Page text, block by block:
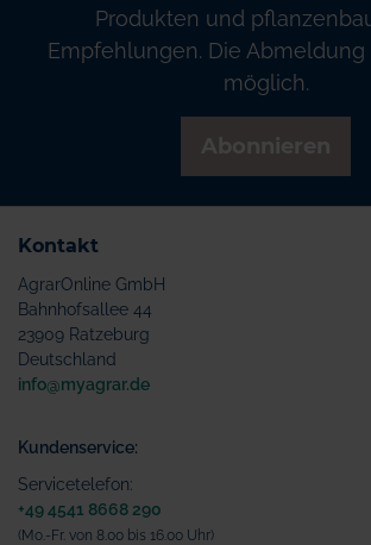
Produkten und
Empfehlungen. Die Abmeldung
möglich.
Kontakt
AgrarOnline GmbH
Bahnhofsallee 44
23909 Ratzeburg
Deutschland
info@myagrar.de
Kundenservice:
Servicetelefon:
+49 4541 8668 290
(Mo.-Fr. von 8.00 bis 16.00 Uhr)